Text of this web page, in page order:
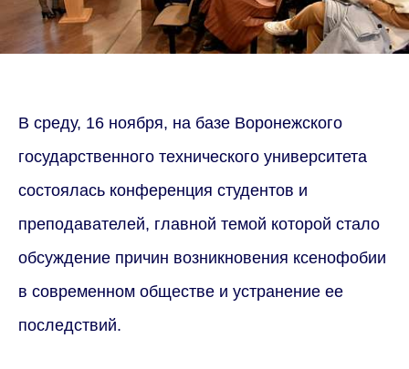
В среду, 16 ноября, на базе Воронежского
государственного технического университета
состоялась конференция студентов и
преподавателей, главной темой которой стало
обсуждение причин возникновения ксенофобии
в современном обществе и устранение ее
последствий.